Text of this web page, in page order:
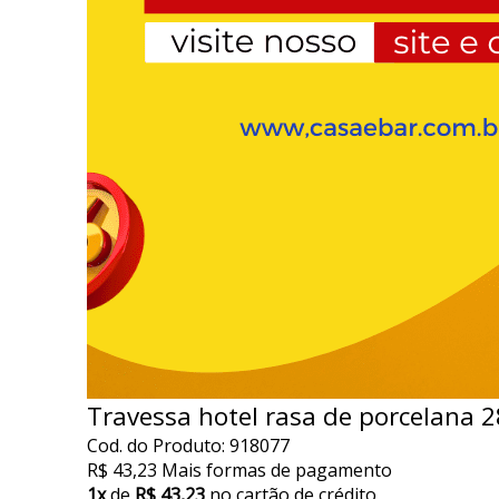
Travessa hotel rasa de porcelana
Cod. do Produto: 918077
R$ 43,23 Mais formas de pagamento